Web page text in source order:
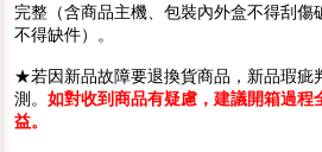
完整（含商品主機、包裝內外盒不得刮傷
不得缺件）。
★若因新品故障要退換貨商品，新品瑕疵
測。 如對收到商品有疑慮，建議開箱過程
益。